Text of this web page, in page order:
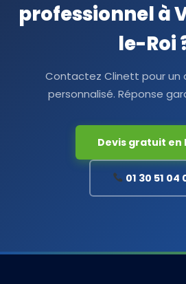
professionnel à
le-Roi
Contactez Clinett pour un
personnalisé. Réponse
Devis gratuit en
01 30 51 04